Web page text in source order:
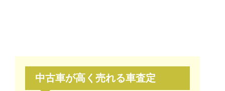
中古車が高く売れる車査定